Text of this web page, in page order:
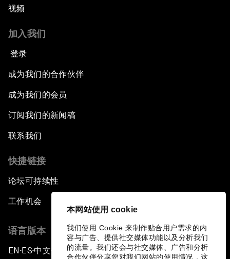
本网站使用 cookie
我们使用 Cookie 来制作贴合用户需求的内
容与广告、提供社交媒体功能以及分析我们
的流量。我们还会与社交媒体、广告和分析
合作伙伴分享您对我们网站的使用情况，这
视频
加入我们
登录
成为我们的合作伙伴
成为我们的会员
订阅我们的新闻稿
联系我们
快捷链接
论坛可持续性
工作机会
语言版本
EN ▪ ES▪中文▪ 日本語